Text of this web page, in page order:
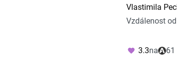
Vlastimila
Vzdálenost
3.3na 61